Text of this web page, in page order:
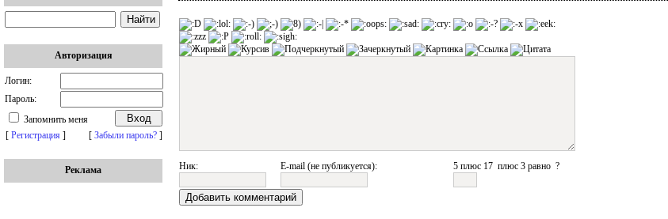
Авторизация
Логин:
Пароль:
Запомнить меня
[ Регистрация ] [ Забыли пароль? ]
Реклама Ник: E-mail (не публикуется): 5 плюс 17 плюс 3 равно ?